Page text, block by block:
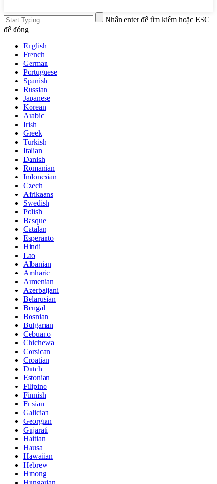
Nhấn enter để tìm kiếm hoặc ESC
để đóng
English
French
German
Portuguese
Spanish
Russian
Japanese
Korean
Arabic
Irish
Greek
Turkish
Italian
Danish
Romanian
Indonesian
Czech
Afrikaans
Swedish
Polish
Basque
Catalan
Esperanto
Hindi
Lao
Albanian
Amharic
Armenian
Azerbaijani
Belarusian
Bengali
Bosnian
Bulgarian
Cebuano
Chichewa
Corsican
Croatian
Dutch
Estonian
Filipino
Finnish
Frisian
Galician
Georgian
Gujarati
Haitian
Hausa
Hawaiian
Hebrew
Hmong